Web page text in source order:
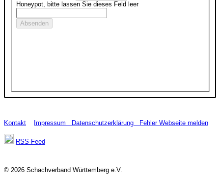
Honeypot, bitte lassen Sie dieses Feld leer
Kontakt Impressum Datenschutzerklärung Fehler Webseite melden
RSS-Feed
© 2026 Schachverband Württemberg e.V.